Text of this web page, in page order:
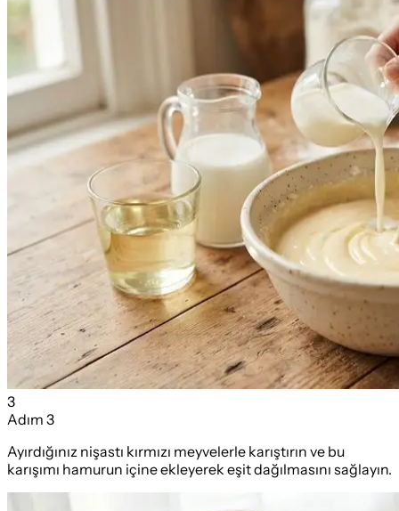
3
Adım 3
Ayırdığınız nişastı kırmızı meyvelerle karıştırın ve bu
karışımı hamurun içine ekleyerek eşit dağılmasını sağlayın.